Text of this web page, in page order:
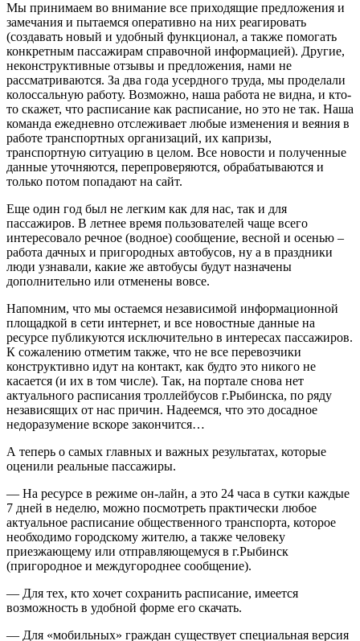
Мы принимаем во внимание все приходящие предложения и
замечания и пытаемся оперативно на них реагировать
(создавать новый и удобный функционал, а также помогать
конкретным пассажирам справочной информацией). Другие,
неконструктивные отзывы и предложения, нами не
рассматриваются. За два года усердного труда, мы проделали
колоссальную работу. Возможно, наша работа не видна, и кто-
то скажет, что расписание как расписание, но это не так. Наша
команда ежедневно отслеживает любые изменения и веяния в
работе транспортных организаций, их капризы,
транспортную ситуацию в целом. Все новости и полученные
данные уточняются, перепроверяются, обрабатываются и
только потом попадают на сайт.
Еще один год был не легким как для нас, так и для
пассажиров. В летнее время пользователей чаще всего
интересовало речное (водное) сообщение, весной и осенью –
работа дачных и пригородных автобусов, ну а в праздники
люди узнавали, какие же автобусы будут назначены
дополнительно или отменены вовсе.
Напомним, что мы остаемся независимой информационной
площадкой в сети интернет, и все новостные данные на
ресурсе публикуются исключительно в интересах пассажиров.
К сожалению отметим также, что не все перевозчики
конструктивно идут на контакт, как будто это никого не
касается (и их в том числе). Так, на портале снова нет
актуального расписания троллейбусов г.Рыбинска, по ряду
независящих от нас причин. Надеемся, что это досадное
недоразумение вскоре закончится…
А теперь о самых главных и важных результатах, которые
оценили реальные пассажиры.
— На ресурсе в режиме он-лайн, а это 24 часа в сутки каждые
7 дней в неделю, можно посмотреть практически любое
актуальное расписание общественного транспорта, которое
необходимо городскому жителю, а также человеку
приезжающему или отправляющемуся в г.Рыбинск
(пригородное и междугороднее сообщение).
— Для тех, кто хочет сохранить расписание, имеется
возможность в удобной форме его скачать.
— Для «мобильных» граждан существует специальная версия